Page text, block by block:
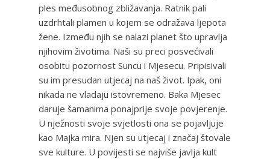
ples međusobnog zbližavanja. Ratnik pali
uzdrhtali plamen u kojem se odražava ljepota
žene. Između njih se nalazi planet što upravlja
njihovim životima. Naši su preci posvećivali
osobitu pozornost Suncu i Mjesecu. Pripisivali
su im presudan utjecaj na naš život. Ipak, oni
nikada ne vladaju istovremeno. Baka Mjesec
daruje šamanima ponajprije svoje povjerenje.
U nježnosti svoje svjetlosti ona se pojavljuje
kao Majka mira. Njen su utjecaj i značaj štovale
sve kulture. U povijesti se najviše javlja kult